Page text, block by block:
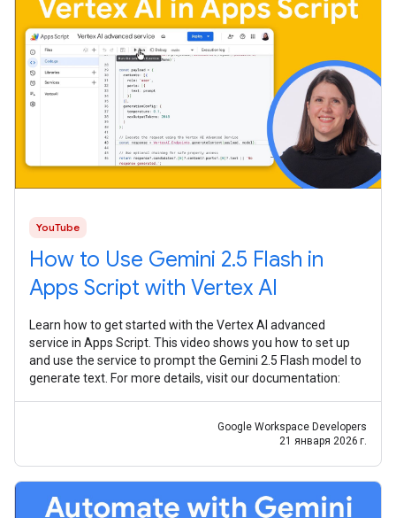
YouTube
How to Use Gemini 2.5 Flash in
Apps Script with Vertex AI
Learn how to get started with the Vertex AI advanced
service in Apps Script. This video shows you how to set up
and use the service to prompt the Gemini 2.5 Flash model to
generate text. For more details, visit our documentation:
Google Workspace Developers
21 января 2026 г.